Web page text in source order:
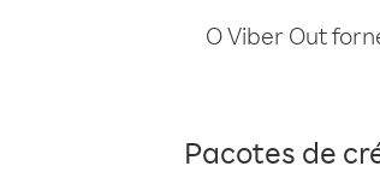
O Viber Out
Pacotes de